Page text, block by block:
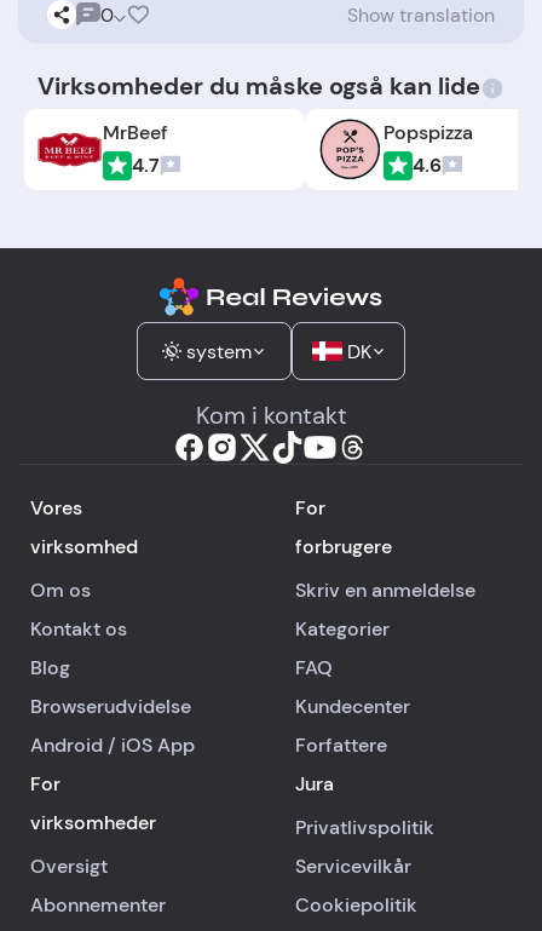
0 Show translation
Virksomheder du måske også kan lide
MrBeef
4.7
Popspizza
4.6
system DK
Kom i kontakt
Vores
virksomhed
Om os
Kontakt os
Blog
Browserudvidelse
Android / iOSApp
For
forbrugere
Skriv en anmeldelse
Kategorier
FAQ
Kundecenter
Forfattere
For
virksomheder
Oversigt
Abonnementer
Jura
Privatlivspolitik
Servicevilkår
Cookiepolitik